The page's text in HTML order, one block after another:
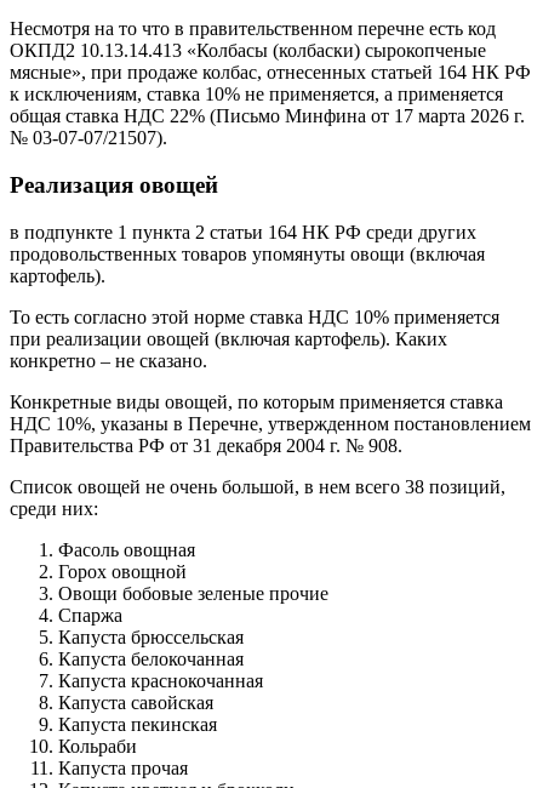
Несмотря на то что в правительственном перечне есть код
ОКПД2 10.13.14.413 «Колбасы (колбаски) сырокопченые
мясные», при продаже колбас, отнесенных статьей 164 НК РФ
к исключениям, ставка 10% не применяется, а применяется
общая ставка НДС 22% (Письмо Минфина от 17 марта 2026 г.
№ 03-07-07/21507).
Реализация овощей
в подпункте 1 пункта 2 статьи 164 НК РФ среди других
продовольственных товаров упомянуты овощи (включая
картофель).
То есть согласно этой норме ставка НДС 10% применяется
при реализации овощей (включая картофель). Каких
конкретно – не сказано.
Конкретные виды овощей, по которым применяется ставка
НДС 10%, указаны в Перечне, утвержденном постановлением
Правительства РФ от 31 декабря 2004 г. № 908.
Список овощей не очень большой, в нем всего 38 позиций,
среди них:
Фасоль овощная
Горох овощной
Овощи бобовые зеленые прочие
Спаржа
Капуста брюссельская
Капуста белокочанная
Капуста краснокочанная
Капуста савойская
Капуста пекинская
Кольраби
Капуста прочая